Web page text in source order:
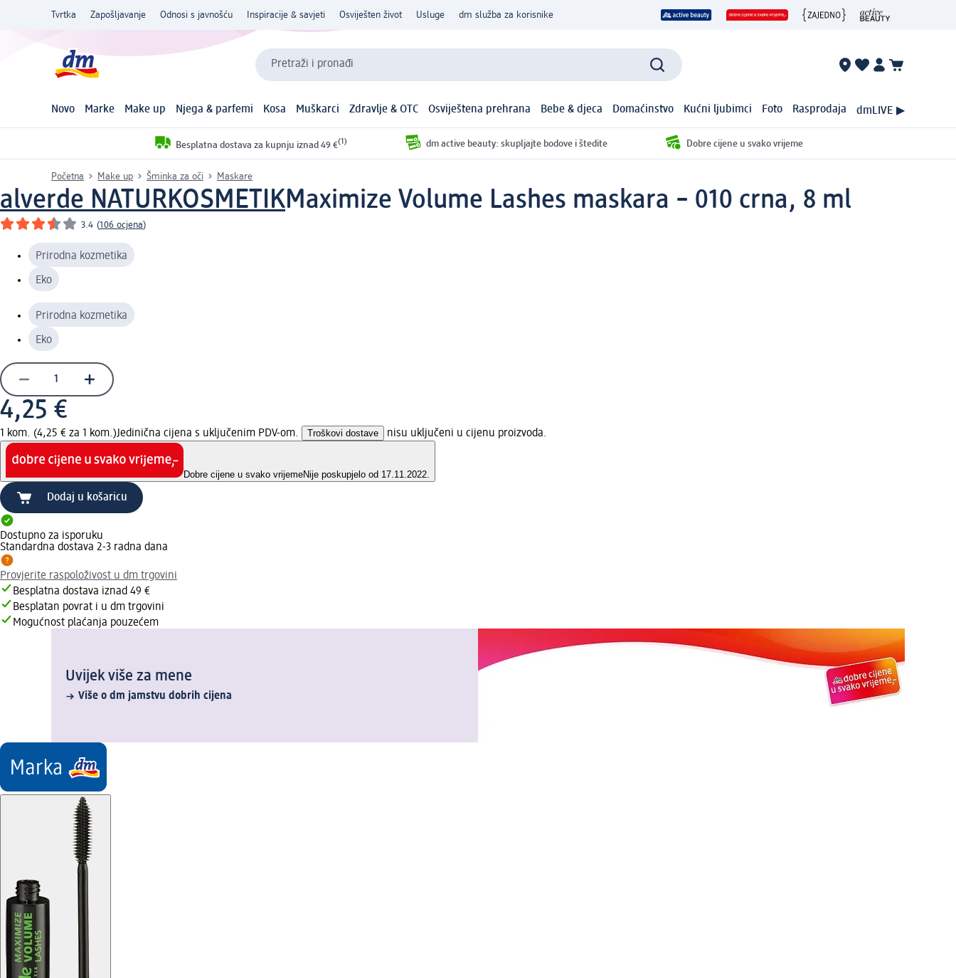
Tvrtka Zapošljavanje Odnosi s javnošću Inspiracije & savjeti Osviješten život Usluge dm služba za korisnike
Pretraži i pronađi
Novo Marke Make up Njega & parfemi Kosa Muškarci Zdravlje & OTC Osviještena prehrana Bebe & djeca Domaćinstvo Kućni ljubimci Foto Rasprodaja dmLIVE ▶
Besplatna dostava za kupnju iznad 49 €(1) dm active beauty: skupljajte bodove i štedite Dobre cijene u svako vrijeme
Početna Make up Šminka za oči Maskare
alverde NATURKOSMETIKMaximize Volume Lashes maskara – 010 crna, 8 ml
3.4 (106 ocjena)
Prirodna kozmetika
Eko
Prirodna kozmetika
Eko
4,25 €
1 kom. (4,25 € za 1 kom.)Jedinična cijena s uključenim PDV-om. Troškovi dostave nisu uključeni u cijenu proizvoda.
Dobre cijene u svako vrijemeNije poskupjelo od 17.11.2022.
Dodaj u košaricu
Dostupno za isporuku
Standardna dostava 2-3 radna dana
Provjerite raspoloživost u dm trgovini
Besplatna dostava iznad 49 €
Besplatan povrat i u dm trgovini
Mogućnost plaćanja pouzećem
Uvijek više za mene
Više o dm jamstvu dobrih cijena